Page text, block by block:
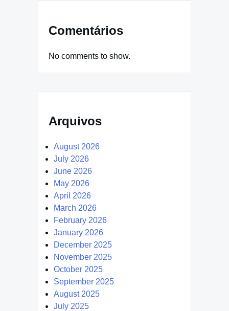
Comentários
No comments to show.
Arquivos
August 2026
July 2026
June 2026
May 2026
April 2026
March 2026
February 2026
January 2026
December 2025
November 2025
October 2025
September 2025
August 2025
July 2025